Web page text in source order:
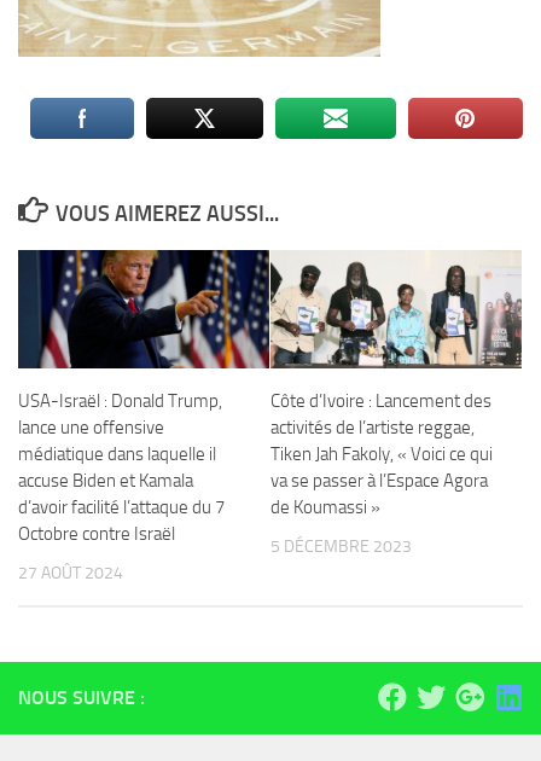
VOUS AIMEREZ AUSSI...
USA-Israël : Donald Trump,
lance une offensive
médiatique dans laquelle il
accuse Biden et Kamala
d’avoir facilité l’attaque du 7
Octobre contre Israël
27 AOÛT 2024
Côte d’Ivoire : Lancement des
activités de l’artiste reggae,
Tiken Jah Fakoly, « Voici ce qui
va se passer à l’Espace Agora
de Koumassi »
5 DÉCEMBRE 2023
NOUS SUIVRE :